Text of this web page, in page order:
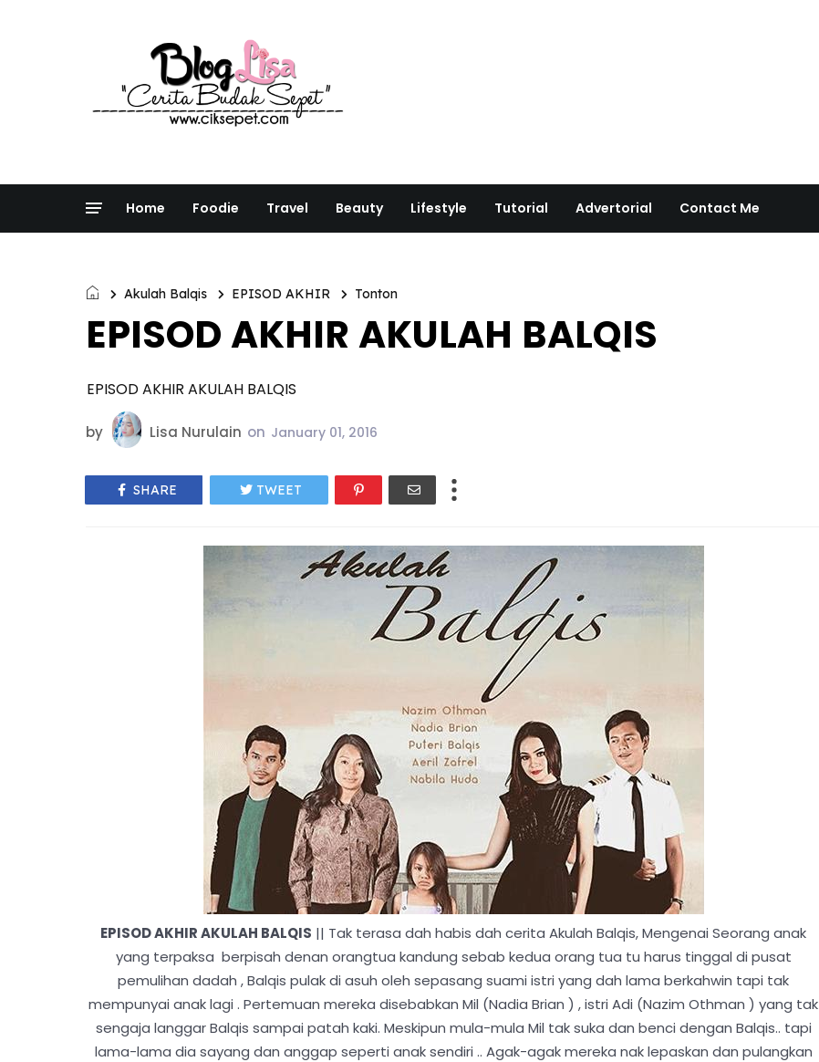
Home Foodie Travel Beauty Lifestyle Tutorial Advertorial Contact Me
Akulah Balqis EPISOD AKHIR Tonton
EPISOD AKHIR AKULAH BALQIS
EPISOD AKHIR AKULAH BALQIS
by Lisa Nurulain on January 01, 2016
SHARE TWEET
EPISOD AKHIR AKULAH BALQIS || Tak terasa dah habis dah cerita Akulah Balqis, Mengenai Seorang anak
yang terpaksa berpisah denan orangtua kandung sebab kedua orang tua tu harus tinggal di pusat
pemulihan dadah , Balqis pulak di asuh oleh sepasang suami istri yang dah lama berkahwin tapi tak
mempunyai anak lagi . Pertemuan mereka disebabkan Mil (Nadia Brian ) , istri Adi (Nazim Othman ) yang tak
sengaja langgar Balqis sampai patah kaki. Meskipun mula-mula Mil tak suka dan benci dengan Balqis.. tapi
lama-lama dia sayang dan anggap seperti anak sendiri .. Agak-agak mereka nak lepaskan dan pulangkan